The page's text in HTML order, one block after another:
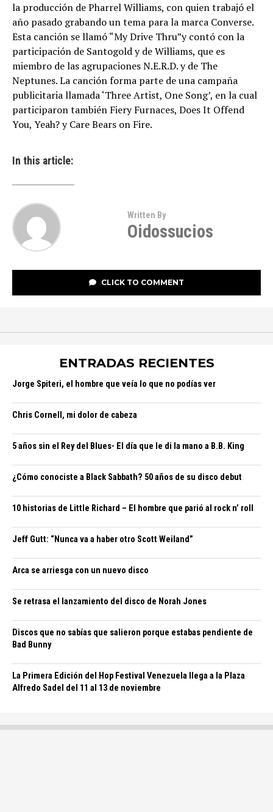
la producción de Pharrel Williams, con quien trabajó el
año pasado grabando un tema para la marca Converse.
Esta canción se llamó “My Drive Thru”y contó con la
participación de Santogold y de Williams, que es
miembro de las agrupaciones N.E.R.D. y de The
Neptunes. La canción forma parte de una campaña
publicitaria llamada ‘Three Artist, One Song’, en la cual
participaron también Fiery Furnaces, Does It Offend
You, Yeah? y Care Bears on Fire.
In this article:
Written By
Oidossucios
CLICK TO COMMENT
ENTRADAS RECIENTES
Jorge Spiteri, el hombre que veía lo que no podías ver
Chris Cornell, mi dolor de cabeza
5 años sin el Rey del Blues- El día que le di la mano a B.B. King
¿Cómo conociste a Black Sabbath? 50 años de su disco debut
10 historias de Little Richard – El hombre que parió al rock n’ roll
Jeff Gutt: “Nunca va a haber otro Scott Weiland”
Arca se arriesga con un nuevo disco
Se retrasa el lanzamiento del disco de Norah Jones
Discos que no sabías que salieron porque estabas pendiente de
Bad Bunny
La Primera Edición del Hop Festival Venezuela llega a la Plaza
Alfredo Sadel del 11 al 13 de noviembre